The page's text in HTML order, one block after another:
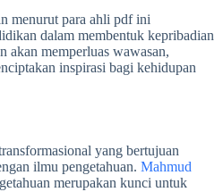
menurut para ahli pdfini
dalam membentuk kepribadian
akan memperluas wawasan,
inspirasi bagi kehidupan
yang bertujuan
ilmu pengetahuan. Mahmud
merupakan kunci untuk